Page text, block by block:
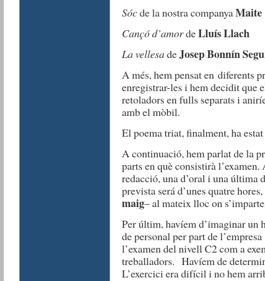
Sócde la nostra companyaMaite
Cançó d’amordeLluís Llach
La vellesadeJosep Bonnín
A més, hem pensat en diferents
enregistrar-les i hem decidit que
retoladors en fulls separats i
amb el mòbil.
El poema triat, finalment, ha
A continuació, hem parlat de la
parts en què consistirà
redacció, una d’oral i una
prevista será d’unes quatre
maig– al mateix lloc on
Per últim, havíem d’imaginar un
de personal per part de
l’examen del nivell C2 com a
treballadors. Havíem de
L’exercici era difícil i no hem